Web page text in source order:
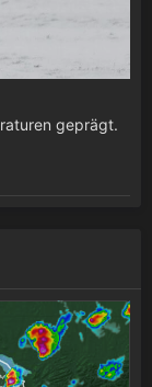
geprägt.